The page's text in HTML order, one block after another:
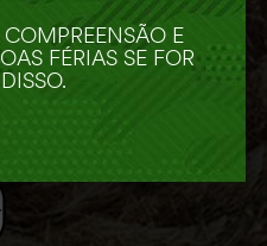
E
FÉRIAS SE FOR